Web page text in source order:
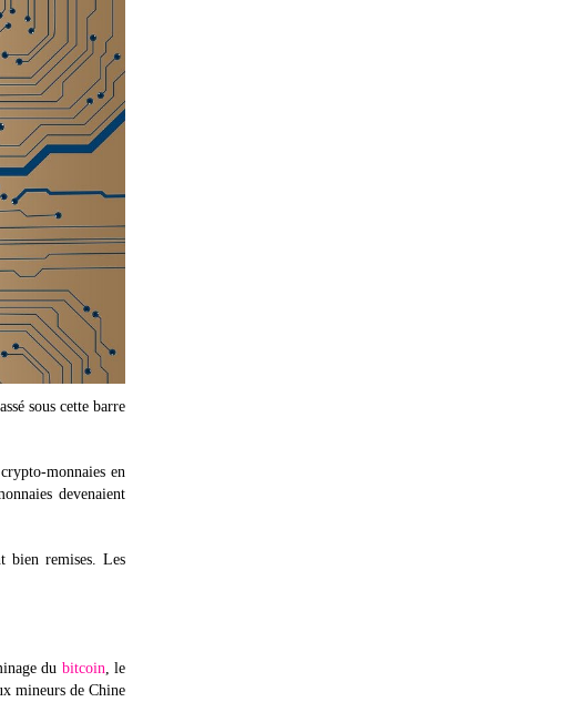
sous cette barre
monnaies en
devenaient
bien remises. Les
du bitcoin , le
mineurs de Chine